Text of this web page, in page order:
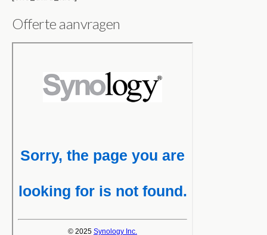
Offerte aanvragen